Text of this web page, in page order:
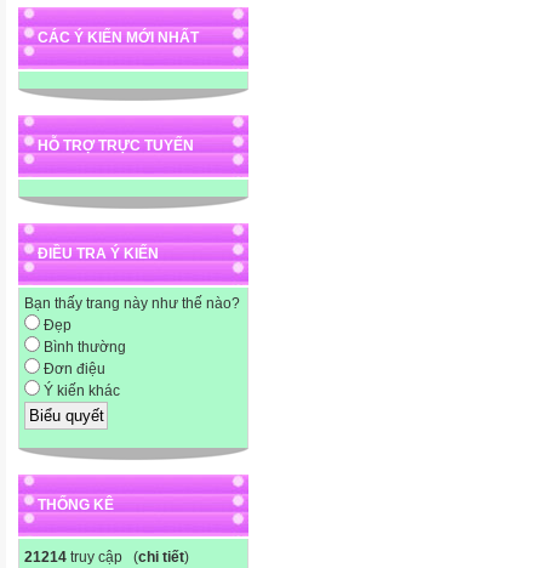
CÁC Ý KIẾN MỚI NHẤT
HỖ TRỢ TRỰC TUYẾN
ĐIỀU TRA Ý KIẾN
Bạn thấy trang này như thế nào?
Đẹp
Bình thường
Đơn điệu
Ý kiến khác
THỐNG KÊ
21214 truy cập (chi tiết)